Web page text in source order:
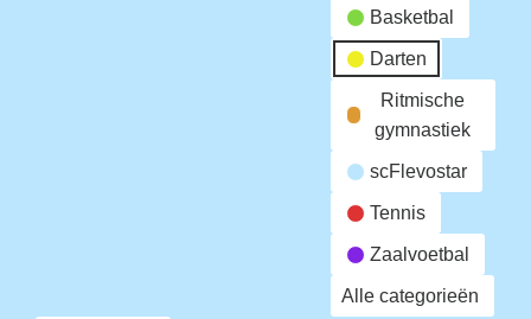
Basketbal
Darten
Ritmische
gymnastiek
scFlevostar
Tennis
Zaalvoetbal
Alle categorieën